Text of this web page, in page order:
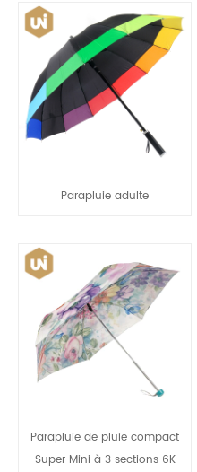
Parapluie adulte
Parapluie de pluie compact
Super Mini à 3 sections 6K